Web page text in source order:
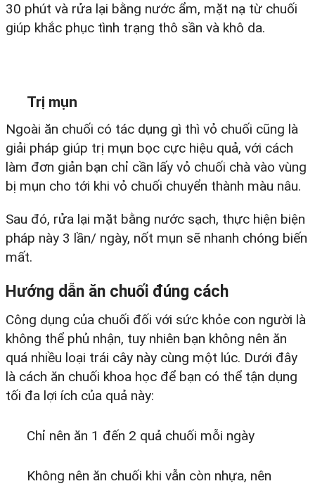
30 phút và rửa lại bằng nước ẩm, mặt nạ từ chuối
giúp khắc phục tình trạng thô sần và khô da.
Trị mụn
Ngoài ăn chuối có tác dụng gì thì vỏ chuối cũng là
giải pháp giúp trị mụn bọc cực hiệu quả, với cách
làm đơn giản bạn chỉ cần lấy vỏ chuối chà vào vùng
bị mụn cho tới khi vỏ chuối chuyển thành màu nâu.
Sau đó, rửa lại mặt bằng nước sạch, thực hiện biện
pháp này 3 lần/ ngày, nốt mụn sẽ nhanh chóng biến
mất.
Hướng dẫn ăn chuối đúng cách
Công dụng của chuối đối với sức khỏe con người là
không thể phủ nhận, tuy nhiên bạn không nên ăn
quá nhiều loại trái cây này cùng một lúc. Dưới đây
là cách ăn chuối khoa học để bạn có thể tận dụng
tối đa lợi ích của quả này:
Chỉ nên ăn 1 đến 2 quả chuối mỗi ngày
Không nên ăn chuối khi vẫn còn nhựa, nên